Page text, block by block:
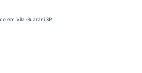
em Vila Guarani SP